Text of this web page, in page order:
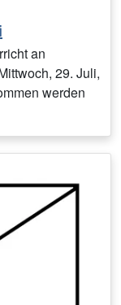
an
29. Juli,
werden